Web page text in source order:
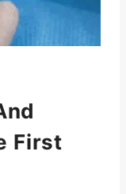
First